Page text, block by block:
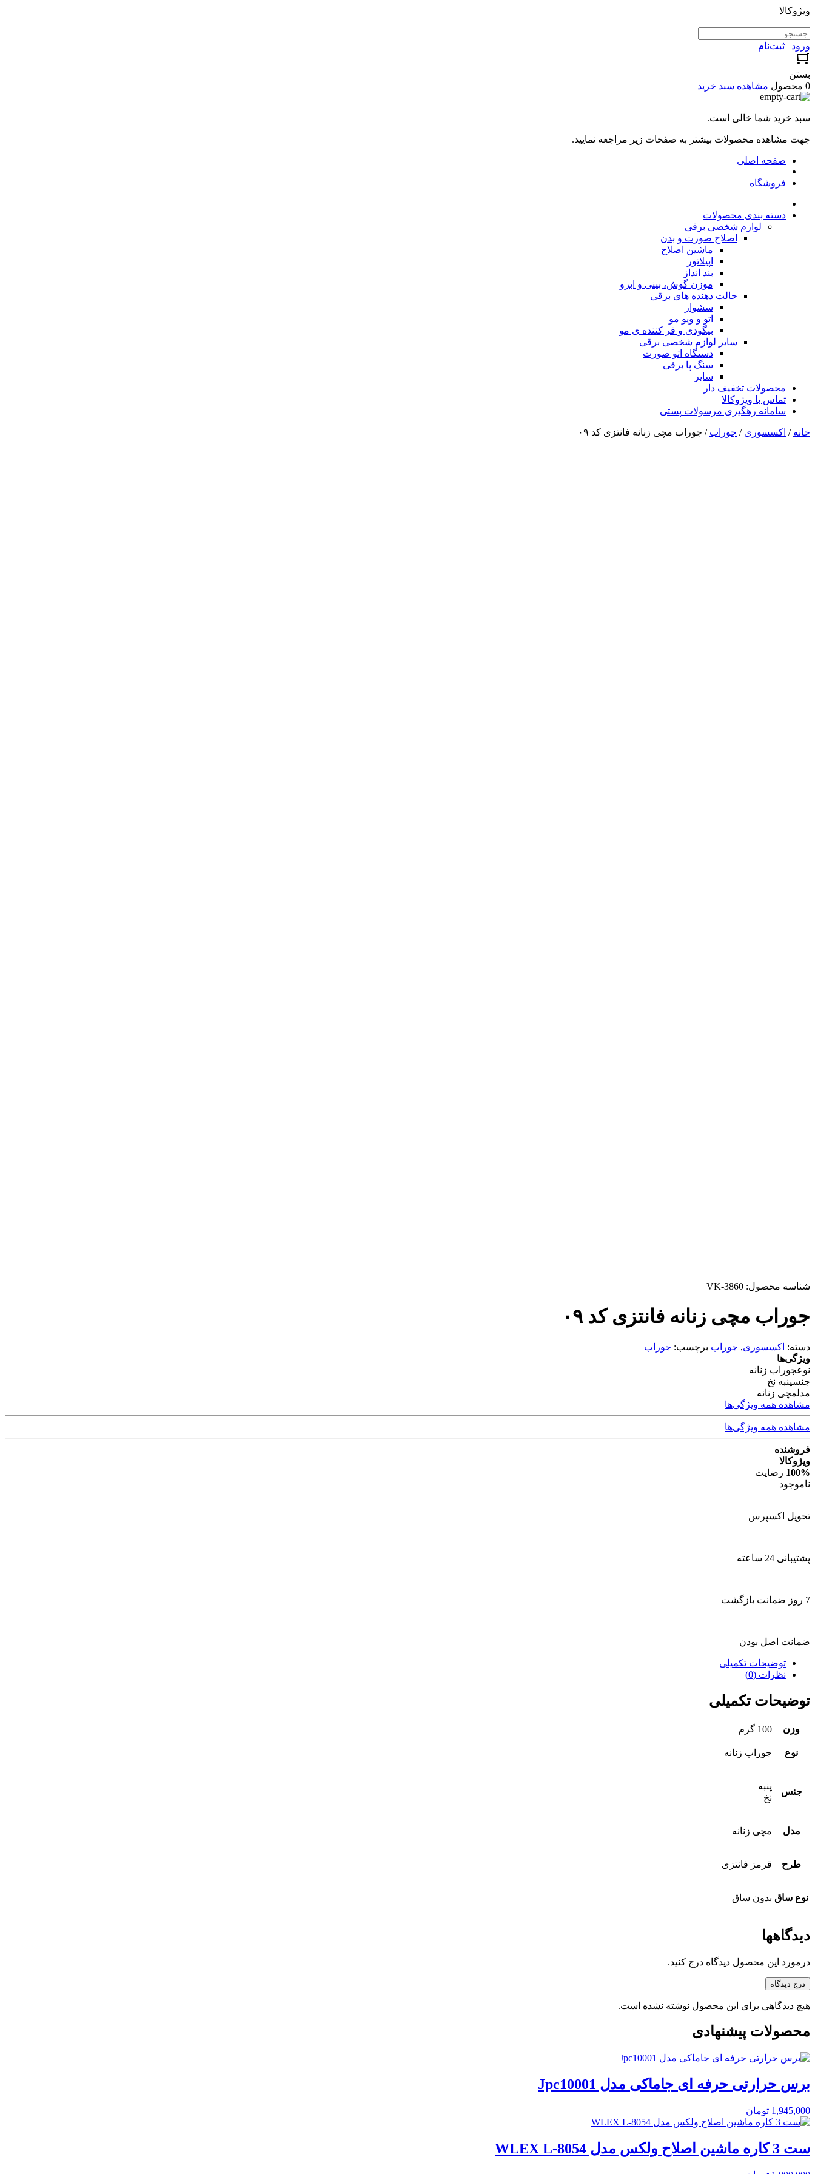
ویژوکالا
ورود | ثبت‌نام
بستن
0 محصول
مشاهده سبد خرید
سبد خرید شما خالی است.
جهت مشاهده محصولات بیشتر به صفحات زیر مراجعه نمایید.
صفحه اصلی
فروشگاه
دسته بندی محصولات
لوازم شخصی برقی
اصلاح صورت و بدن
ماشین اصلاح
اپیلاتور
بند انداز
موزن گوش، بینی و ابرو
حالت دهنده های برقی
سشوار
اتو و ویو مو
بیگودی و فر کننده ی مو
سایر لوازم شخصی برقی
دستگاه اتو صورت
سنگ پا برقی
سایر
محصولات تخفیف دار
تماس با ویژوکالا
سامانه رهگیری مرسولات پستی
خانه / اکسسوری / جوراب / جوراب مچی زنانه فانتزی کد ۰۹
شناسه محصول: VK-3860
جوراب مچی زنانه فانتزی کد ۰۹
دسته: اکسسوری, جوراب برچسب: جوراب
ویژگی‌ها
نوعجوراب زنانه
جنسپنبه نخ
مدلمچی زنانه
مشاهده همه ویژگی‌ها
مشاهده همه ویژگی‌ها
فروشنده
ویژوکالا
100% رضایت
ناموجود
تحویل اکسپرس
پشتیبانی 24 ساعته
7 روز ضمانت بازگشت
ضمانت اصل بودن
توضیحات تکمیلی
نظرات (0)
توضیحات تکمیلی
وزن 100 گرم
نوع جوراب زنانه
جنس
پنبه
نخ
مدل مچی زنانه
طرح قرمز فانتزی
نوع ساق بدون ساق
دیدگاهها
درمورد این محصول دیدگاه درج کنید.
درج دیدگاه
هیچ دیدگاهی برای این محصول نوشته نشده است.
محصولات پیشنهادی
برس حرارتی حرفه ای جاماکی مدل Jpc10001
1,945,000 تومان
ست 3 کاره ماشین اصلاح ولکس مدل WLEX L-8054